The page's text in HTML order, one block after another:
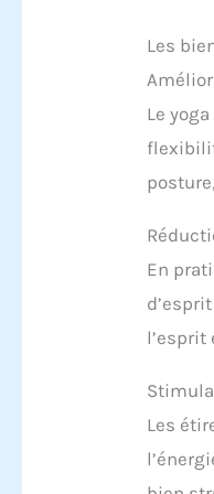
Les
Le
En
l’esprit
Les